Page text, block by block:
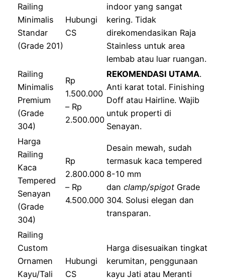
Railing
Minimalis
Standar
(Grade 201)
Hubungi
CS
indoor yang sangat
kering. Tidak
direkomendasikan Raja
Stainless untuk area
lembab atau luar ruangan.
Railing
Minimalis
Premium
(Grade
304)
Rp
1.500.000
– Rp
2.500.000
REKOMENDASI UTAMA.
Anti karat total. Finishing
Doff atau Hairline. Wajib
untuk properti di
Senayan.
Harga
Railing
Kaca
Tempered
Senayan
(Grade
304)
Rp
2.800.000
– Rp
4.500.000
Desain mewah, sudah
termasuk kaca tempered
8-10 mm
dan clamp/spigot Grade
304. Solusi elegan dan
transparan.
Railing
Custom
Ornamen
Kayu/Tali
Hubungi
CS
Harga disesuaikan tingkat
kerumitan, penggunaan
kayu Jati atau Meranti